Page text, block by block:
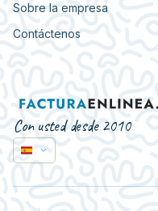
Sobre la empresa
Contáctenos
Con usted desde 2010